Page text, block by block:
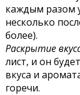
каждым разом
несколько
более).
Раскрытие
лист, и он
вкуса и
горечи.